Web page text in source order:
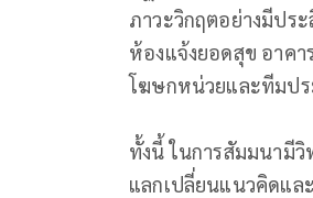
ภาวะวิกฤตอย่างมีปร
ห้องแจ้งยอดสุข อาค
โฆษกหน่วยและทีมปร
ทั้งนี้ ในการสัมมนามี
แลกเปลี่ยนแนวคิดแล